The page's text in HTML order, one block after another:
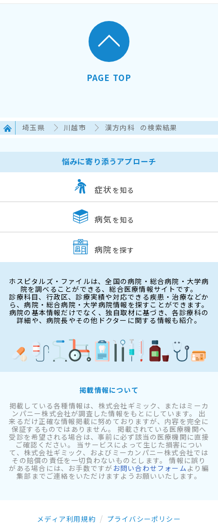
PAGE TOP
埼玉県 川越市 漢方内科 の検索結果
悩みに寄り添うアプローチ
症状 を知る
病気 を知る
病院 を探す
ホスピタルズ・ファイルは、全国の病院・総合病院・大学病
院を調べることができる、総合医療情報サイトです。
診療科目、行政区、診療実績や対応できる疾患・治療などか
ら、病院・総合病院・大学病院情報を探すことができます。
病院の基本情報だけでなく、独自取材に基づき、各診療科の
詳細や、病院長やその他ドクターに関する情報も紹介。
掲載情報について
掲載している各種情報は、株式会社ギミック、またはミーカ
ンパニー株式会社が調査した情報をもとにしています。 出
来るだけ正確な情報掲載に努めておりますが、内容を完全に
保証するものではありません。 掲載されている医療機関へ
受診を希望される場合は、事前に必ず該当の医療機関に直接
ご確認ください。 当サービスによって生じた損害につい
て、株式会社ギミック、およびミーカンパニー株式会社では
その賠償の責任を一切負わないものとします。 情報に誤り
がある場合には、お手数ですが お問い合わせフォーム より編
集部までご連絡をいただけますようお願いいたします。
メディア利用規約 プライバシーポリシー